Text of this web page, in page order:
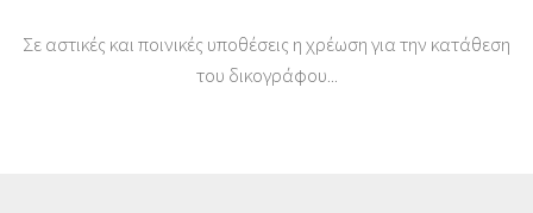
Σε αστικές και ποινικές υποθέσεις η χρέωση για την κατάθεση
του δικογράφου...